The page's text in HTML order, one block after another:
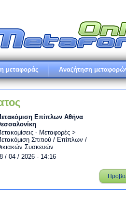
μεταφοράς Αναζήτηση
Επίπλων Αθήνα
- Μεταφορές >
Σπιτιού / Επίπλων /
Συσκευών
/ 04 / 2026 - 14:16